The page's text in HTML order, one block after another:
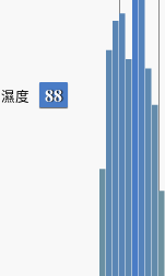
濕度 88